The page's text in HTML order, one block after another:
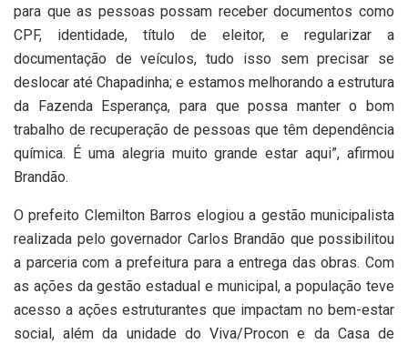
para que as pessoas possam receber documentos como
CPF, identidade, título de eleitor, e regularizar a
documentação de veículos, tudo isso sem precisar se
deslocar até Chapadinha; e estamos melhorando a estrutura
da Fazenda Esperança, para que possa manter o bom
trabalho de recuperação de pessoas que têm dependência
química. É uma alegria muito grande estar aqui”, afirmou
Brandão.
O prefeito Clemilton Barros elogiou a gestão municipalista
realizada pelo governador Carlos Brandão que possibilitou
a parceria com a prefeitura para a entrega das obras. Com
as ações da gestão estadual e municipal, a população teve
acesso a ações estruturantes que impactam no bem-estar
social, além da unidade do Viva/Procon e da Casa de